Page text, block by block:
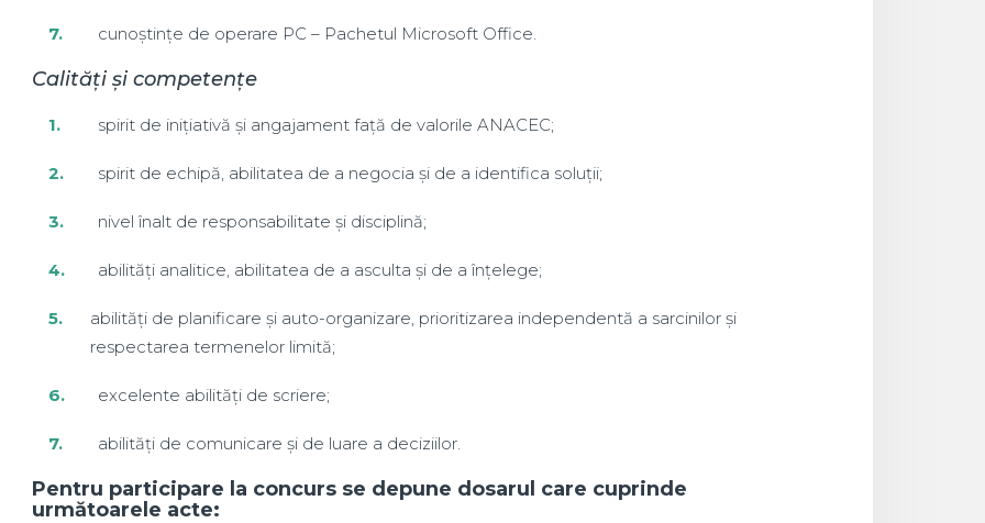
cunoștințe de operare PC – Pachetul Microsoft Office.
Calități și competențe
spirit de inițiativă și angajament față de valorile ANACEC;
spirit de echipă, abilitatea de a negocia și de a identifica soluții;
nivel înalt de responsabilitate și disciplină;
abilități analitice, abilitatea de a asculta și de a înțelege;
abilități de planificare și auto-organizare, prioritizarea independentă a sarcinilor și
respectarea termenelor limită;
excelente abilități de scriere;
abilități de comunicare și de luare a deciziilor.
Pentru participare la concurs se depune dosarul care cuprinde
următoarele acte: